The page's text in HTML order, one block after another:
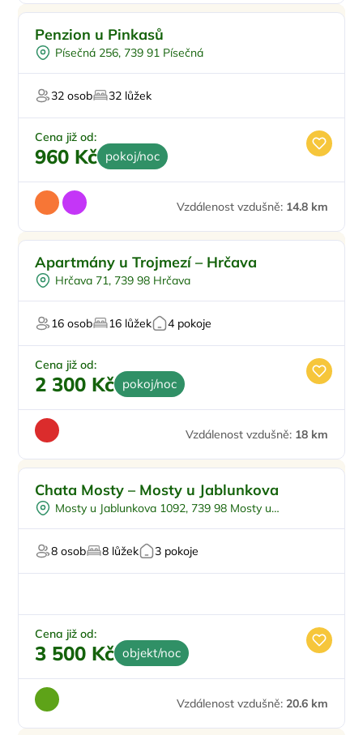
Penzion u Pinkasů
Písečná 256, 739 91 Písečná
32 osob 32 lůžek
Cena již od:
960 Kč pokoj/noc
Vzdálenost vzdušně: 14.8 km
Apartmány u Trojmezí – Hrčava
Hrčava 71, 739 98 Hrčava
16 osob 16 lůžek 4 pokoje
Cena již od:
2 300 Kč pokoj/noc
Vzdálenost vzdušně: 18 km
Pro skupiny
Vířivka
Chata Mosty – Mosty u Jablunkova
Mosty u Jablunkova 1092, 739 98 Mosty u
8 osob
8 lůžek 3 pokoje
Cena již od:
3 500 Kč objekt/noc
Vzdálenost vzdušně: 20.6 km